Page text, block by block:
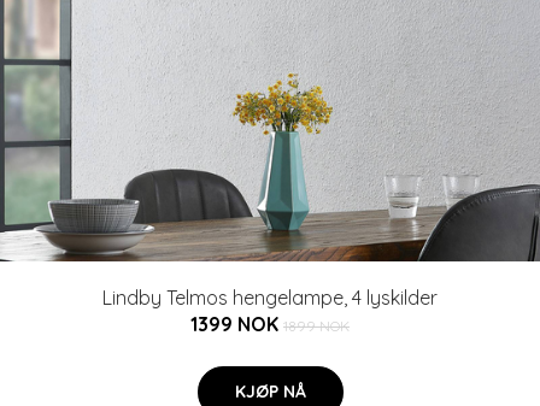
Lindby Telmos hengelampe, 4 lyskilder
1399 NOK 1899 NOK
KJØP NÅ